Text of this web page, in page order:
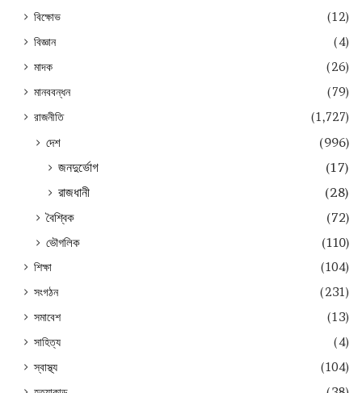
বিক্ষোভ
(12)
বিজ্ঞান
(4)
মাদক
(26)
মানববন্ধন
(79)
রাজনীতি
(1,727)
দেশ
(996)
জনদুর্ভোগ
(17)
রাজধানী
(28)
বৈশ্বিক
(72)
ভৌগলিক
(110)
শিক্ষা
(104)
সংগঠন
(231)
সমাবেশ
(13)
সাহিত্য
(4)
স্বাস্থ্য
(104)